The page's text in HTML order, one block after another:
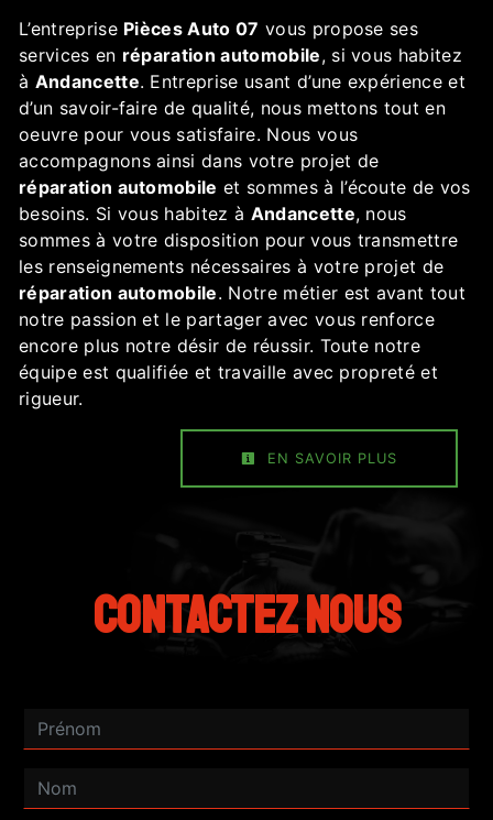
L’entreprise Pièces Auto 07 vous propose ses
services en réparation automobile, si vous habitez
à Andancette. Entreprise usant d’une expérience et
d’un savoir-faire de qualité, nous mettons tout en
oeuvre pour vous satisfaire. Nous vous
accompagnons ainsi dans votre projet de
réparation automobile et sommes à l’écoute de vos
besoins. Si vous habitez à Andancette, nous
sommes à votre disposition pour vous transmettre
les renseignements nécessaires à votre projet de
réparation automobile. Notre métier est avant tout
notre passion et le partager avec vous renforce
encore plus notre désir de réussir. Toute notre
équipe est qualifiée et travaille avec propreté et
rigueur.
EN SAVOIR PLUS
Contactez nous